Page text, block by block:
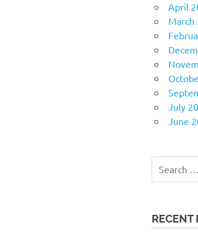
April
March
July
June
RECENT